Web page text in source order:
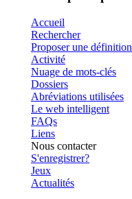
Accueil
Rechercher
Proposer une définition
Activité
Nuage de mots-clés
Dossiers
Abréviations utilisées
Le web intelligent
FAQs
Liens
Nous contacter
S'enregistrer?
Jeux
Actualités